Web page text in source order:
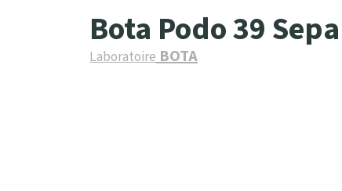
Bota Podo 39
LaboratoireBOTA